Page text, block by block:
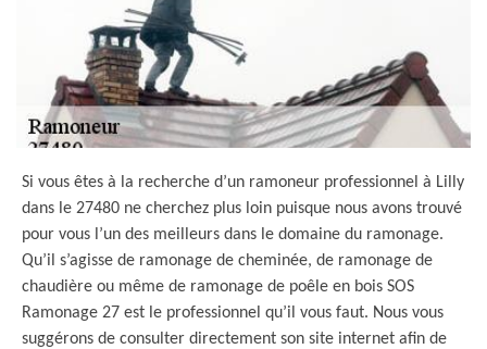
Si vous êtes à la recherche d’un ramoneur professionnel à Lilly
dans le 27480 ne cherchez plus loin puisque nous avons trouvé
pour vous l’un des meilleurs dans le domaine du ramonage.
Qu’il s’agisse de ramonage de cheminée, de ramonage de
chaudière ou même de ramonage de poêle en bois SOS
Ramonage 27 est le professionnel qu’il vous faut. Nous vous
suggérons de consulter directement son site internet afin de